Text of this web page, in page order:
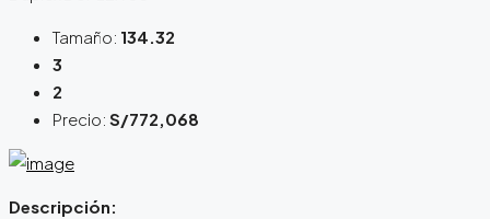
Tamaño: 134.32
3
2
Precio: S/772,068
Descripción: